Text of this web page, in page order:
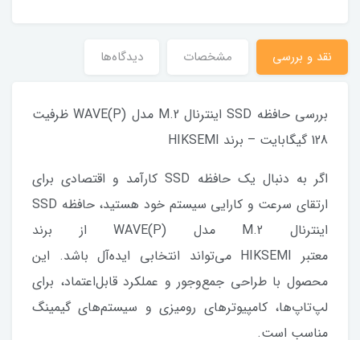
نقد و بررسی مشخصات دیدگاه‌ها
بررسی حافظه SSD اینترنال M.2 مدل WAVE(P) ظرفیت
128 گیگابایت – برند HIKSEMI
اگر به دنبال یک حافظه SSD کارآمد و اقتصادی برای
ارتقای سرعت و کارایی سیستم خود هستید، حافظه SSD
اینترنال M.2 مدل WAVE(P) از برند
معتبر HIKSEMI می‌تواند انتخابی ایده‌آل باشد. این
محصول با طراحی جمع‌وجور و عملکرد قابل‌اعتماد، برای
لپ‌تاپ‌ها، کامپیوترهای رومیزی و سیستم‌های گیمینگ
مناسب است.